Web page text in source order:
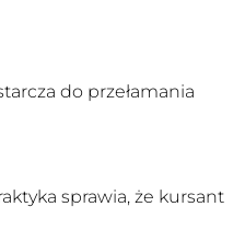
do przełamania
sprawia, że kursant